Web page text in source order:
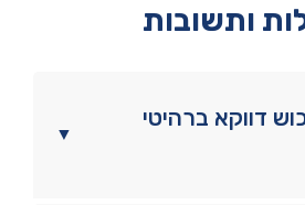
ותשובות
▼
דווקא ברהיטי